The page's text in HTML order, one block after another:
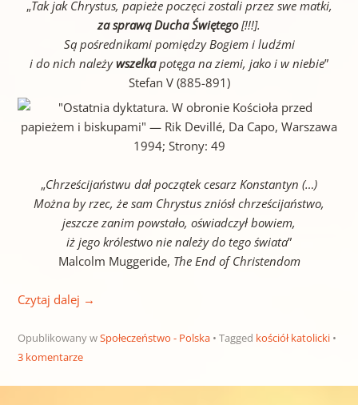
„Tak jak Chrystus, papieże poczęci zostali przez swe matki,
za sprawą Ducha Świętego[!!!].
Są pośrednikami pomiędzy Bogiem i ludźmi
i do nich należywszelkapotęga na ziemi, jako i w niebie”
Stefan V (885-891)
„Chrześcijaństwu dał początek cesarz Konstantyn (…)
Można by rzec, że sam Chrystus zniósł chrześcijaństwo,
jeszcze zanim powstało, oświadczył bowiem,
iż jego królestwo nie należy do tego świata”
Malcolm Muggeride, The End of Christendom
Czytaj dalej →
Opublikowany wSpołeczeństwo - Polska Tagged kościół katolicki
3 komentarze